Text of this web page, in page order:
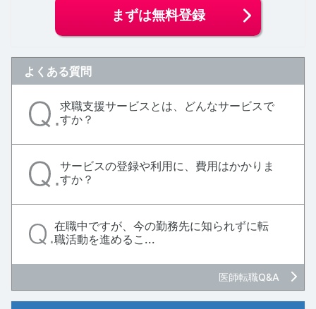
まずは無料登録
よくある質問
求職支援サービスとは、どんなサービスで
すか？
サービスの登録や利用に、費用はかかりま
すか？
在職中ですが、今の勤務先に知られずに転
職活動を進めるこ...
医師転職Q&A